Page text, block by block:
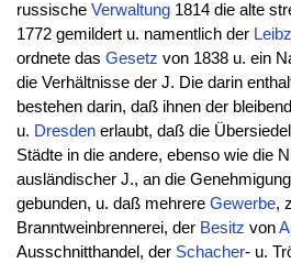
russische Verwaltung1814 die alte
1772 gemildert u. namentlich der
ordnete das Gesetz von 1838 u. ein
die Verhältnisse der J. Die darin
bestehen darin, daß ihnen der
u. Dresdenerlaubt, daß die
Städte in die andere, ebenso wie die
ausländischer J., an die
gebunden, u. daß mehrere Gewerbe,
Branntweinbrennerei, der Besitz von
Ausschnitthandel, der Schacher- u.